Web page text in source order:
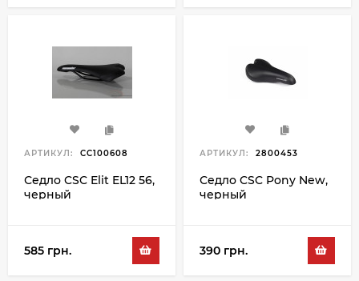
АРТИКУЛ: CC100608
Седло CSC Elit EL12 56,
черный
585 грн.
АРТИКУЛ: 2800453
Седло CSC Pony New,
черный
390 грн.